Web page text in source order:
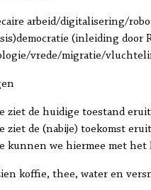
arbeid/digitalisering/
(inleiding door
vrede/migratie/
ziet de huidige toestand
ziet de (nabije) toekomst
kunnen we hiermee met het
koffie, thee, water en